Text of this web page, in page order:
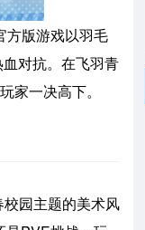
方版游戏以羽毛
对抗。在飞羽青
家一决高下。
园主题的美术风